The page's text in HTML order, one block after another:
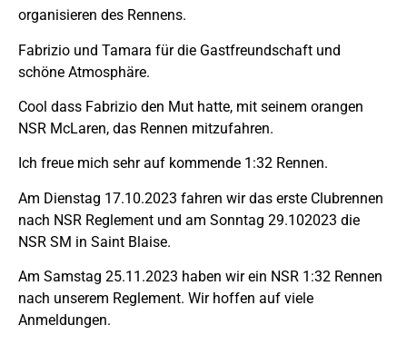
organisieren des Rennens.
Fabrizio und Tamara für die Gastfreundschaft und
schöne Atmosphäre.
Cool dass Fabrizio den Mut hatte, mit seinem orangen
NSR McLaren, das Rennen mitzufahren.
Ich freue mich sehr auf kommende 1:32 Rennen.
Am Dienstag 17.10.2023 fahren wir das erste Clubrennen
nach NSR Reglement und am Sonntag 29.102023 die
NSR SM in Saint Blaise.
Am Samstag 25.11.2023 haben wir ein NSR 1:32 Rennen
nach unserem Reglement. Wir hoffen auf viele
Anmeldungen.